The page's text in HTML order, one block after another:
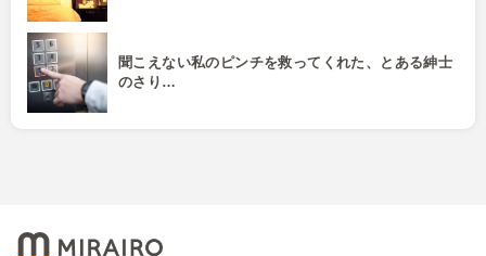
聞こえない私のピンチを救ってくれた、とある紳士
のさり…